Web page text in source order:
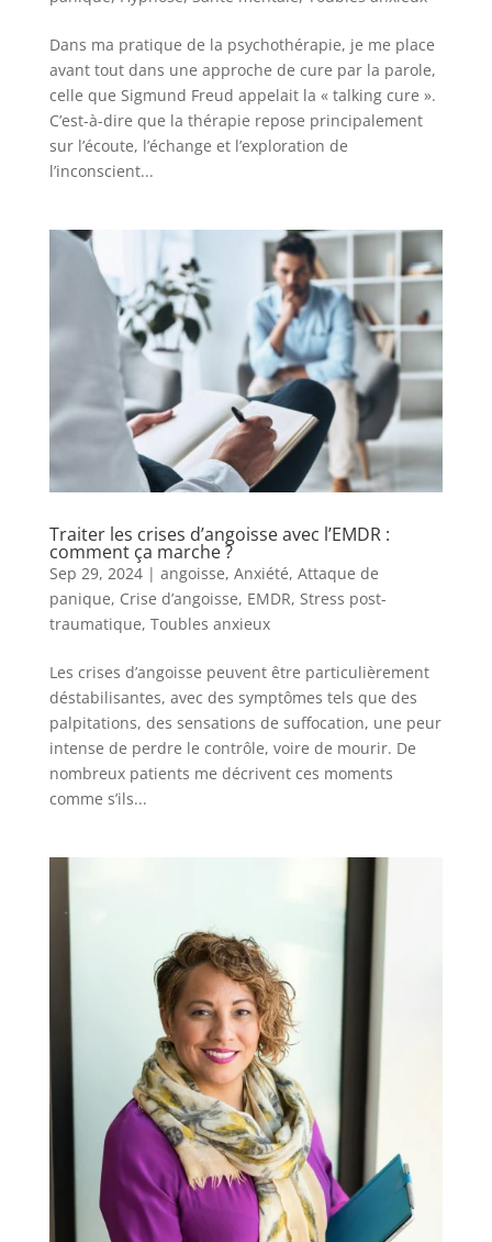
Dans ma pratique de la psychothérapie, je me place
avant tout dans une approche de cure par la parole,
celle que Sigmund Freud appelait la « talking cure ».
C’est-à-dire que la thérapie repose principalement
sur l’écoute, l’échange et l’exploration de
l’inconscient...
Traiter les crises d’angoisse avec l’EMDR :
comment ça marche ?
Sep 29, 2024| angoisse, Anxiété, Attaque de
panique, Crise d’angoisse, EMDR, Stress post-
traumatique, Toubles anxieux
Les crises d’angoisse peuvent être particulièrement
déstabilisantes, avec des symptômes tels que des
palpitations, des sensations de suffocation, une peur
intense de perdre le contrôle, voire de mourir. De
nombreux patients me décrivent ces moments
comme s’ils...